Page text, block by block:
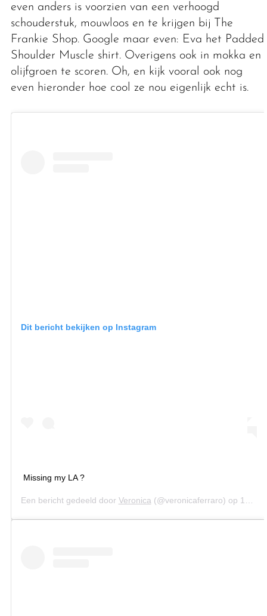
even anders is voorzien van een verhoogd
schouderstuk, mouwloos en te krijgen bij The
Frankie Shop. Google maar even: Eva het Padded
Shoulder Muscle shirt. Overigens ook in mokka en
olijfgroen te scoren. Oh, en kijk vooral ook nog
even hieronder hoe cool ze nou eigenlijk echt is.
Dit bericht bekijken op Instagram
Missing my LA ?
Een bericht gedeeld door Veronica(@veronicaferraro) op 17 Feb 2020 om 5:45 (PST)